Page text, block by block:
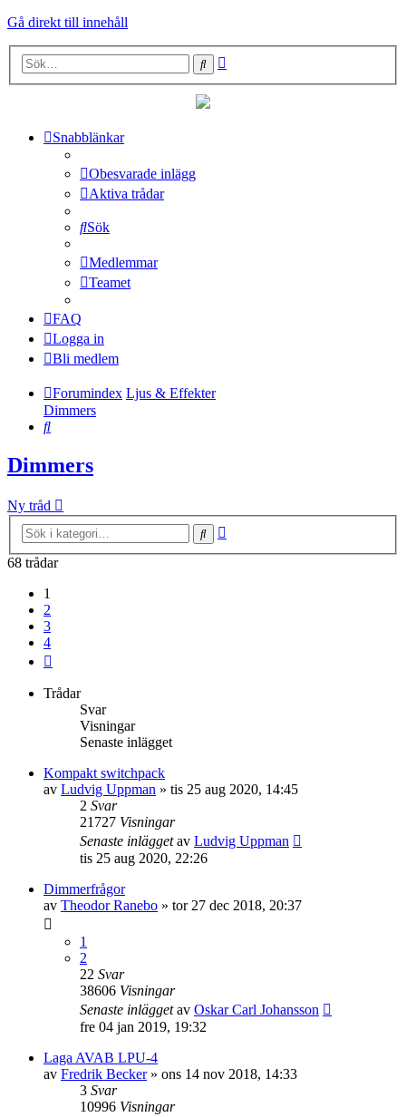
Gå direkt till innehåll
Sök
Snabblänkar
Obesvarade inlägg
Aktiva trådar
Sök
Medlemmar
Teamet
FAQ
Logga in
Bli medlem
Forumindex Ljus & Effekter
Dimmers
Sök
Dimmers
Ny tråd
Sök
68 trådar
1
2
3
4
Trådar
Svar
Visningar
Senaste inlägget
Kompakt switchpack
av Ludvig Uppman » tis 25 aug 2020, 14:45
2 Svar
21727 Visningar
Senaste inläggetav Ludvig Uppman
tis 25 aug 2020, 22:26
Dimmerfrågor
av Theodor Ranebo » tor 27 dec 2018, 20:37
1
2
22 Svar
38606 Visningar
Senaste inläggetav Oskar Carl Johansson
fre 04 jan 2019, 19:32
Laga AVAB LPU-4
av Fredrik Becker» ons 14 nov 2018, 14:33
3 Svar
10996 Visningar